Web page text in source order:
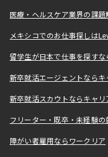
医療・ヘルスケア業界の課
メキシコでのお仕事探しは
留学生が日本で仕事を探すな
新卒就活エージェントなら
新卒就活スカウトならキャ
フリーター・既卒・未経験
障がい者雇用ならワークリア